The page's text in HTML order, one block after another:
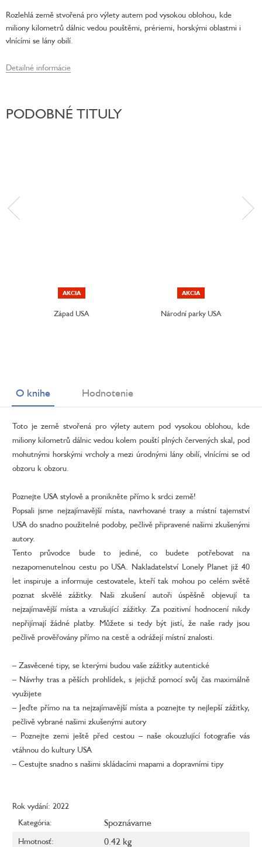
Rozlehlá země stvořená pro výlety autem pod vysokou oblohou, kde
miliony kilometrů dálnic vedou pouštěmi, prériemi, horskými oblastmi i
vlnícími se lány obilí.
Detailné informácie
PODOBNÉ TITULY
AKCIA
Západ USA
AKCIA
Národní parky USA
O knihe Hodnotenie
Toto je země stvořená pro výlety autem pod vysokou oblohou, kde
miliony kilometrů dálnic vedou kolem pouští plných červených skal, pod
mohutnými horskými vrcholy a mezi úrodnými lány obilí, vlnícími se od
obzoru k obzoru.
Poznejte USA stylově a pronikněte přímo k srdci země!
Popsali jsme nejzajímavější místa, navrhované trasy a místní tajemství
USA do snadno použitelné podoby, pečlivě připravené našimi zkušenými
autory.
Tento průvodce bude to jediné, co budete potřebovat na
nezapomenutelnou cestu po USA. Nakladatelství Lonely Planet již 40
let inspiruje a informuje cestovatele, kteří tak mohou po celém světě
poznat skvělé zážitky. Naši zkušení autoři úspěšně objevují ta
nejzajímavější místa a vzrušující zážitky. Za pozitivní hodnocení nikdy
nepřijímají žádné platby. Můžete si tedy být jistí, že naše rady jsou
pečlivě prověřovány přímo na cestě a odrážejí místní znalosti.
– Zasvěcené tipy, se kterými budou vaše zážitky autentické
– Návrhy tras a pěších prohlídek, s jejichž pomocí svůj čas maximálně
využijete
– Jeďte přímo na ta nejzajímavější místa a poznejte ty nejlepší zážitky,
pečlivě vybrané našimi zkušenými autory
– Poznejte zemi ještě před cestou – naše okouzlující fotografie vás
vtáhnou do kultury USA
– Cestujte snadno s našimi skládacími mapami a dopravními tipy
Rok vydání: 2022
Kategória: Spoznávame
Hmotnosť: 0.42 kg